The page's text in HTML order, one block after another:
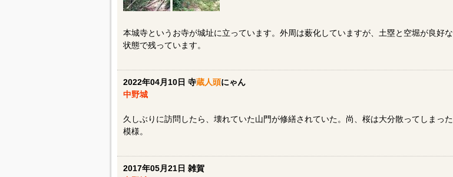
本城寺というお寺が城址に立っています。外周は薮化していますが、土塁と空堀が良好な
状態で残っています。
2022年04月10日 寺蔵人頭にゃん
中野城
久しぶりに訪問したら、壊れていた山門が修繕されていた。尚、桜は大分散ってしまった
模様。
2017年05月21日 雑賀